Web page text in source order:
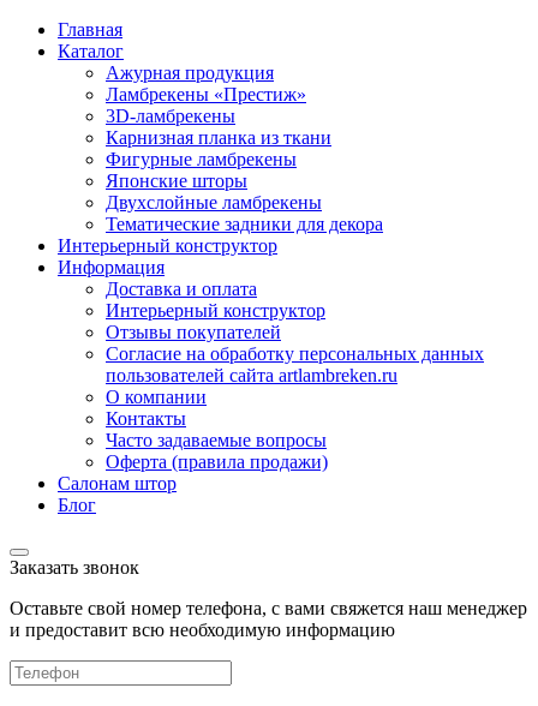
Главная
Каталог
Ажурная продукция
Ламбрекены «Престиж»
3D-ламбрекены
Карнизная планка из ткани
Фигурные ламбрекены
Японские шторы
Двухслойные ламбрекены
Тематические задники для декора
Интерьерный конструктор
Информация
Доставка и оплата
Интерьерный конструктор
Отзывы покупателей
Согласие на обработку персональных данных
пользователей сайта artlambreken.ru
О компании
Контакты
Часто задаваемые вопросы
Оферта (правила продажи)
Салонам штор
Блог
Заказать звонок
Оставьте свой номер телефона, с вами свяжется наш менеджер
и предоставит всю необходимую информацию